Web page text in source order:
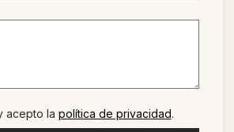
acepto la política de privacidad.